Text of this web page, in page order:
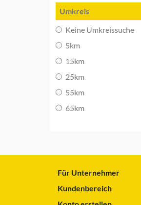
Umkreis
Keine Umkreissuche
5km
15km
25km
55km
65km
Für Unternehmer
Kundenbereich